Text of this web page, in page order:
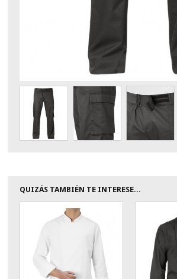
QUIZÁS TAMBIÉN TE INTERESE...